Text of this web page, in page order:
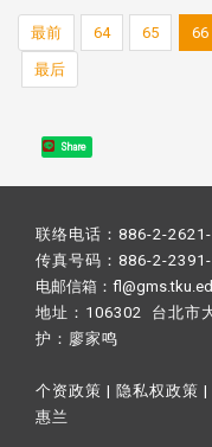
最前 64 65 66
最后
Share
联络电话：886-2-
传真号码：886-2-
电邮信箱：
地址：106302 台北市
护： 廖家鸣​
个资政策 | 隐私权政策 |
惠兰